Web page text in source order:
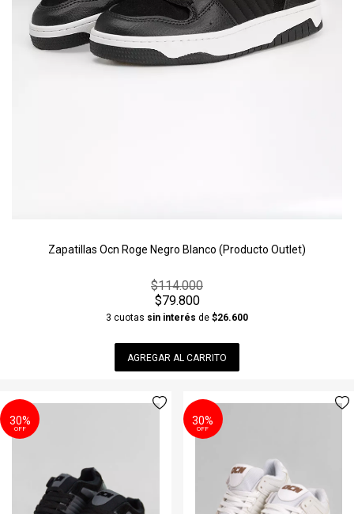
Zapatillas Ocn Roge Negro Blanco (Producto Outlet)
$114.000
$79.800
3 cuotas sin interés de $26.600
AGREGAR AL CARRITO
30%
OFF
30%
OFF